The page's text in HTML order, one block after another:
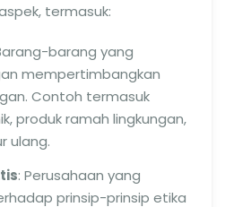
termasuk:
barang yang
mempertimbangkan
Contoh termasuk
produk ramah lingkungan,
ulang.
: Perusahaan yang
prinsip-prinsip etika